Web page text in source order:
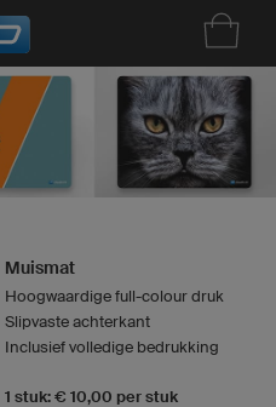
Muismat
Hoogwaardige full-colour druk
Slipvaste achterkant
Inclusief volledige bedrukking
1 stuk: € 10,00 per stuk